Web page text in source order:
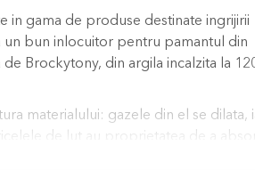
in gama de produse destinate ingrijirii
bun inlocuitor pentru pamantul din
Brockytony, din argila incalzita la
materialului: gazele din el se dilata,
de lut au proprietatea de a
care vor fi directionate treptat catre